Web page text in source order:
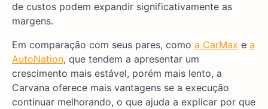
de custos podem expandir significativamente as
margens.
Em comparação com seus pares, como a CarMax e a
AutoNation, que tendem a apresentar um
crescimento mais estável, porém mais lento, a
Carvana oferece mais vantagens se a execução
continuar melhorando, o que ajuda a explicar por que